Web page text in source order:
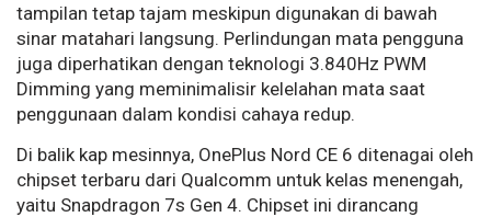
tampilan tetap tajam meskipun digunakan di bawah
sinar matahari langsung. Perlindungan mata pengguna
juga diperhatikan dengan teknologi 3.840Hz PWM
Dimming yang meminimalisir kelelahan mata saat
penggunaan dalam kondisi cahaya redup.
Di balik kap mesinnya, OnePlus Nord CE 6 ditenagai oleh
chipset terbaru dari Qualcomm untuk kelas menengah,
yaitu Snapdragon 7s Gen 4. Chipset ini dirancang